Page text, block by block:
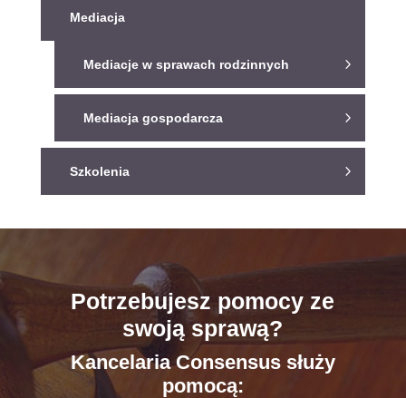
Mediacja
Mediacje w sprawach rodzinnych
Mediacja gospodarcza
Szkolenia
Potrzebujesz pomocy ze
swoją sprawą?
Kancelaria Consensus służy
pomocą: